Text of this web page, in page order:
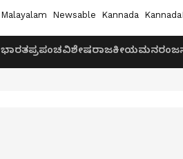
Malayalam Newsable Kannada
ಭಾರತಪ್ರಪಂಚವಿಶೇಷರಾಜಕೀಯ